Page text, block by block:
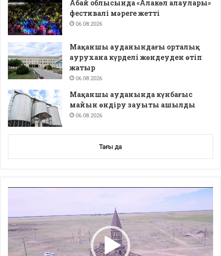
Абай облысында «Алакөл алаулары»
фестивалі мәреге жетті
06.08.2026
Мақаншы ауданындағы орталық
аурухана күрделі жөндеуден өтіп
жатыр
06.08.2026
Мақаншы ауданында күнбағыс
майын өндіру зауыты ашылды
06.08.2026
Тағы да